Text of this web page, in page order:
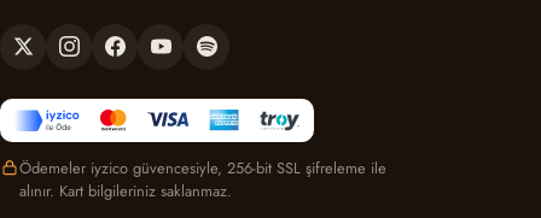
Ödemeler iyzico güvencesiyle, 256-bit SSL şifreleme ile
alınır. Kart bilgileriniz saklanmaz.